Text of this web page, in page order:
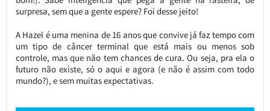
surpresa, sem que a gente espere? Foi desse jeito!
A Hazel é uma menina de 16 anos que convive já faz tempo com
um tipo de câncer terminal que está mais ou menos sob
controle, mas que não tem chances de cura. Ou seja, pra ela o
futuro não existe, só o aqui e agora (e não é assim com todo
mundo?), e sem muitas expectativas.